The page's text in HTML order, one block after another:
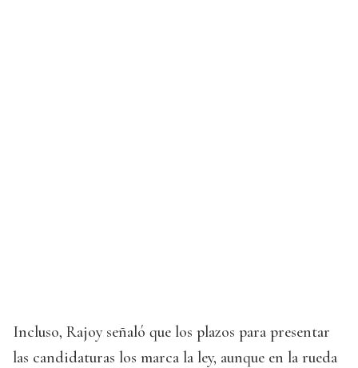
Incluso, Rajoy señaló que los plazos para presentar
las candidaturas los marca la ley, aunque en la rueda